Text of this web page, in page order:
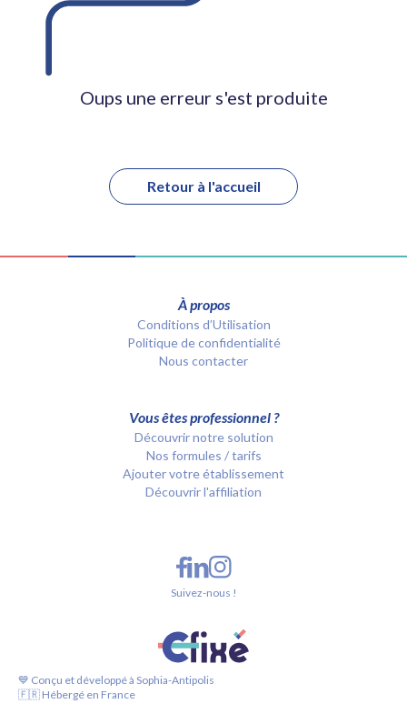
Oups une erreur s'est produite
Retour à l'accueil
À propos
Conditions d’Utilisation
Politique de confidentialité
Nous contacter
Vous êtes professionnel ?
Découvrir notre solution
Nos formules / tarifs
Ajouter votre établissement
Découvrir l'affiliation
💙 Conçu et développé à Sophia-Antipolis
🇫🇷 Hébergé en France
Suivez-nous !